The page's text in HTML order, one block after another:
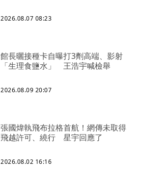
2026.08.07 08:23
館長曬接種卡自曝打3劑高端、影射
「生理食鹽水」 王浩宇喊檢舉
2026.08.09 20:07
張國煒執飛布拉格首航！網傳未取得
飛越許可、繞行 星宇回應了
2026.08.02 16:16